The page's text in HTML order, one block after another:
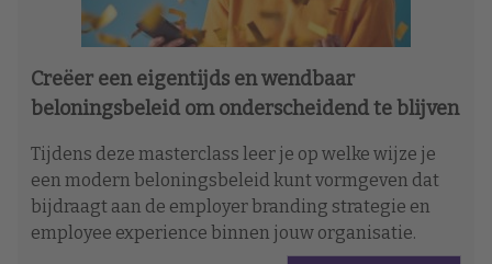
Creëer een eigentijds en wendbaar
beloningsbeleid om onderscheidend te blijven
Tijdens deze masterclass leer je op welke wijze je
een modern beloningsbeleid kunt vormgeven dat
bijdraagt aan de employer branding strategie en
employee experience binnen jouw organisatie.